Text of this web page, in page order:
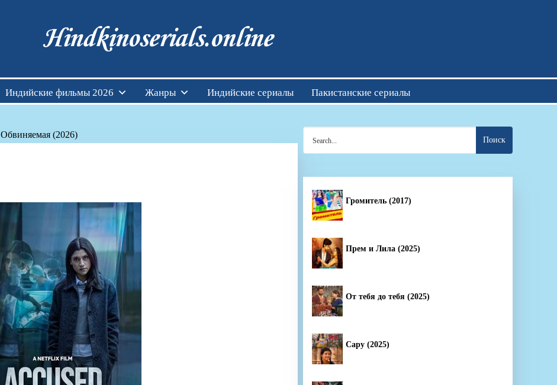
Индийские фильмы смотреть онлайн
Индийские фильмы 2026 Жанры Индийские сериалы Пакистанские сериалы
Обвиняемая (2026)
for:
Громитель (2017)
Прем и Лила (2025)
От тебя до тебя (2025)
Сару (2025)